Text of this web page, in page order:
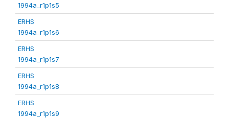
1994a_r1p1s5
ERHS
1994a_r1p1s6
ERHS
1994a_r1p1s7
ERHS
1994a_r1p1s8
ERHS
1994a_r1p1s9